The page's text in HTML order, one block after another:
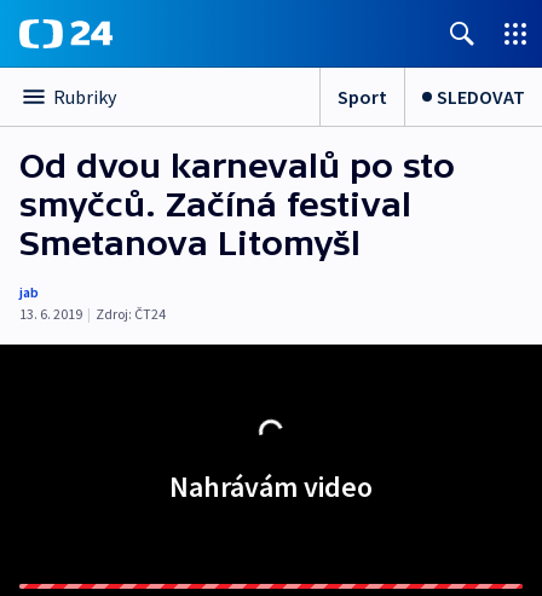
Rubriky Sport SLEDOVAT
Od dvou karnevalů po sto
smyčců. Začíná festival
Smetanova Litomyšl
jab
13. 6. 2019 | Zdroj: ČT24
Nahrávám video